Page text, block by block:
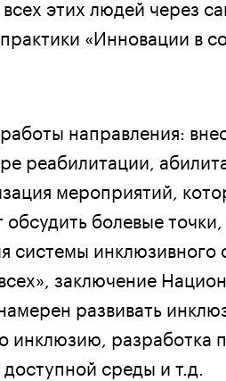
этих людей через
«Инновации в
направления:
реабилитации,
мероприятий,
болевые
инклюзивного
заключение
развивать
инклюзию, разработка
среды и т.д.